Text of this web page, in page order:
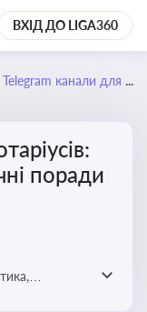
ВХІД ДО LIGA360
Telegram канали для нотаріусів: новини, кейси, практичні поради
поради